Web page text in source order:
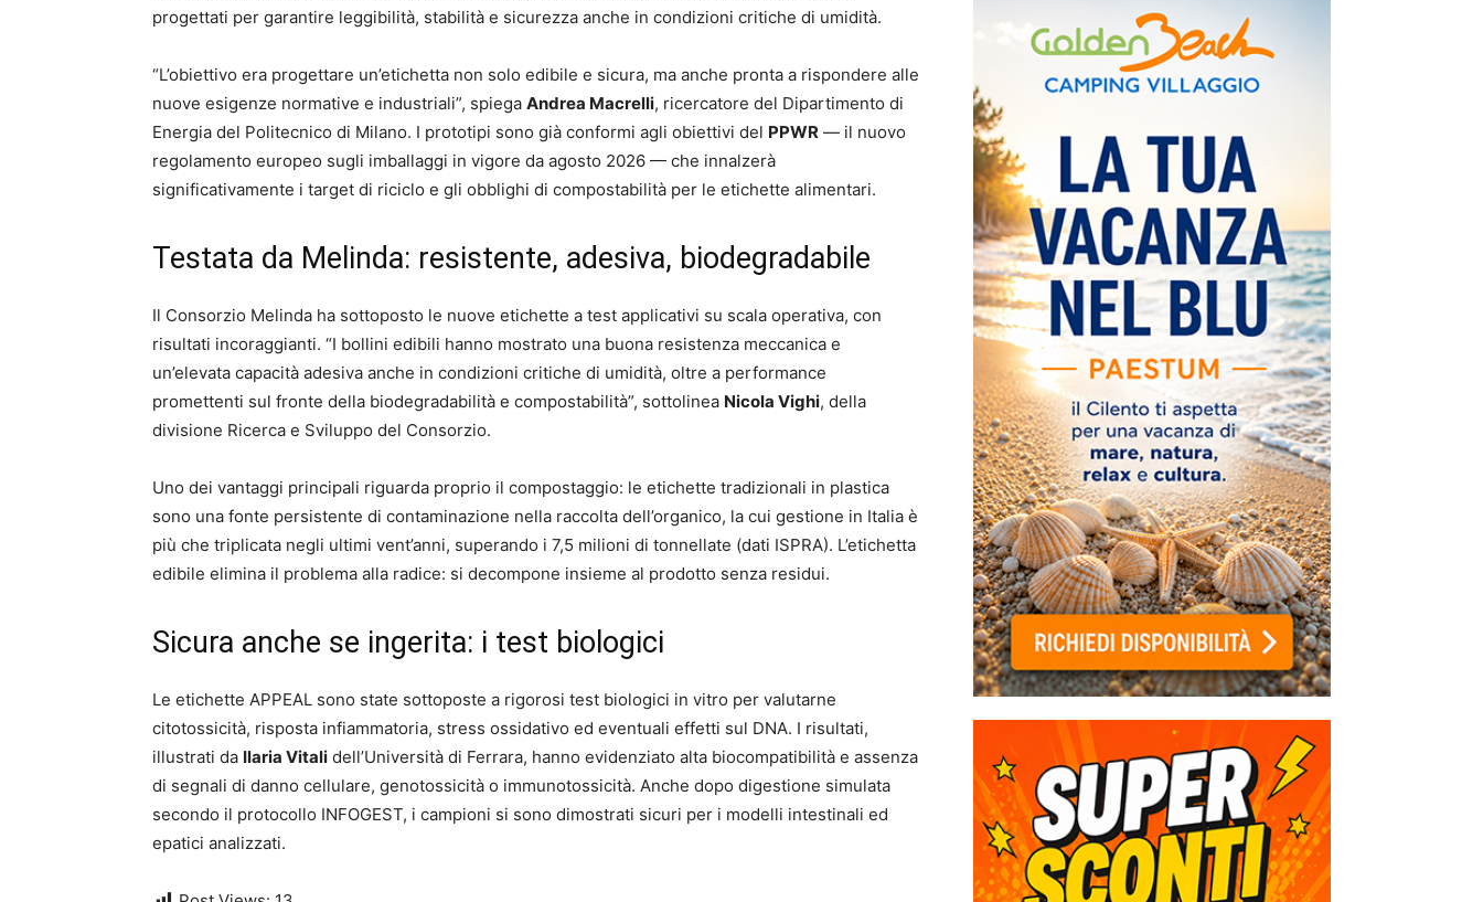
progettati per garantire leggibilità, stabilità e sicurezza anche in condizioni critiche di umidità.
“L’obiettivo era progettare un’etichetta non solo edibile e sicura, ma anche pronta a rispondere alle
nuove esigenze normative e industriali”, spiega Andrea Macrelli, ricercatore del Dipartimento di
Energia del Politecnico di Milano. I prototipi sono già conformi agli obiettivi del PPWR — il nuovo
regolamento europeo sugli imballaggi in vigore da agosto 2026 — che innalzerà
significativamente i target di riciclo e gli obblighi di compostabilità per le etichette alimentari.
Testata da Melinda: resistente, adesiva, biodegradabile
Il Consorzio Melinda ha sottoposto le nuove etichette a test applicativi su scala operativa, con
risultati incoraggianti. “I bollini edibili hanno mostrato una buona resistenza meccanica e
un’elevata capacità adesiva anche in condizioni critiche di umidità, oltre a performance
promettenti sul fronte della biodegradabilità e compostabilità”, sottolinea Nicola Vighi, della
divisione Ricerca e Sviluppo del Consorzio.
Uno dei vantaggi principali riguarda proprio il compostaggio: le etichette tradizionali in plastica
sono una fonte persistente di contaminazione nella raccolta dell’organico, la cui gestione in Italia è
più che triplicata negli ultimi vent’anni, superando i 7,5 milioni di tonnellate (dati ISPRA). L’etichetta
edibile elimina il problema alla radice: si decompone insieme al prodotto senza residui.
Sicura anche se ingerita: i test biologici
Le etichette APPEAL sono state sottoposte a rigorosi test biologici in vitro per valutarne
citotossicità, risposta infiammatoria, stress ossidativo ed eventuali effetti sul DNA. I risultati,
illustrati da Ilaria Vitali dell’Università di Ferrara, hanno evidenziato alta biocompatibilità e assenza
di segnali di danno cellulare, genotossicità o immunotossicità. Anche dopo digestione simulata
secondo il protocollo INFOGEST, i campioni si sono dimostrati sicuri per i modelli intestinali ed
epatici analizzati.